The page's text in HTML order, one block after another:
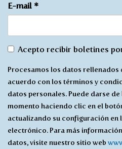
E-mail *
De
con
recibir
*
Acepto recibir boletines
Procesamos los datos
acuerdo con los términos y
datos personales. Puede darse
momento haciendo clic en el
actualizando su configuración
electrónico. Para más
datos, visite nuestro sitio web